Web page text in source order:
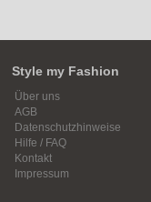
Style my Fashion
Über uns
AGB
Datenschutzhinweise
Hilfe / FAQ
Kontakt
Impressum